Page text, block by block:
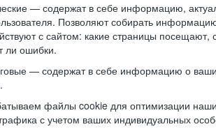
— содержат в себе информацию,
Позволяют собирать
с сайтом: какие страницы посещают,
ли ошибки.
— содержат в себе информацию о
файлы cookie для оптимизации
с учетом ваших индивидуальных